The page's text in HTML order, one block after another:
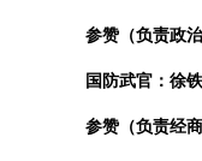
参赞（负责政
国防武官：徐
参赞（负责经